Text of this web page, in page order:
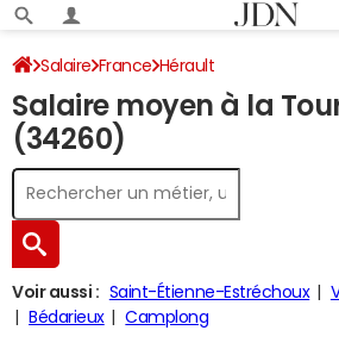
Salaire France Hérault
Salaire moyen à la
(34260)
Voir aussi : Saint-Étienne-Estréchoux
Bédarieux
Camplong